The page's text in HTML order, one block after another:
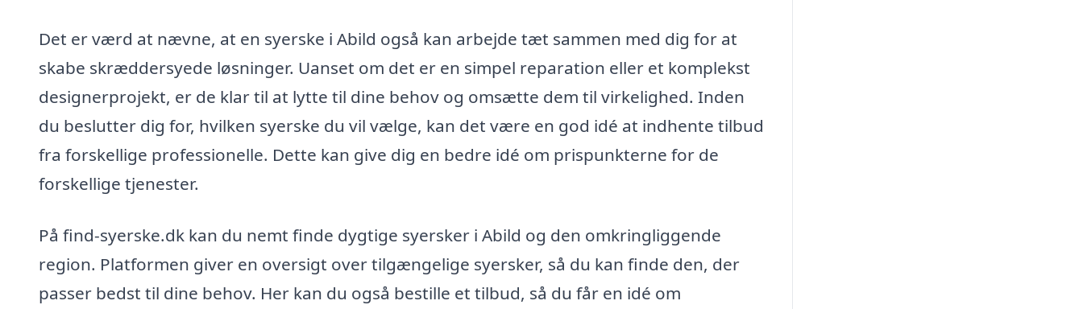
Det er værd at nævne, at en syerske i Abild også kan arbejde tæt sammen med dig for at
skabe skræddersyede løsninger. Uanset om det er en simpel reparation eller et komplekst
designerprojekt, er de klar til at lytte til dine behov og omsætte dem til virkelighed. Inden
du beslutter dig for, hvilken syerske du vil vælge, kan det være en god idé at indhente tilbud
fra forskellige professionelle. Dette kan give dig en bedre idé om prispunkterne for de
forskellige tjenester.
På find-syerske.dk kan du nemt finde dygtige syersker i Abild og den omkringliggende
region. Platformen giver en oversigt over tilgængelige syersker, så du kan finde den, der
passer bedst til dine behov. Her kan du også bestille et tilbud, så du får en idé om